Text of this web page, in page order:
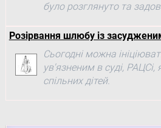
було розглянуто та
Розірвання шлюбу із
Сьогодні можна
ув'язненим в суді,
спільних дітей.